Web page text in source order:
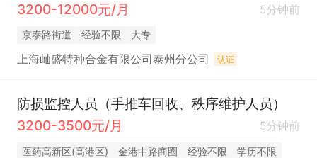
3200-12000元/月
5分钟前
京泰路街道 经验不限 大专
上海屾盛特种合金有限公司泰州分公司 认证
防损监控人员（手推车回收、秩序维护人员）
3200-3500元/月
5分钟前
医药高新区(高港区) 金港中路商圈 经验不限 学历不限